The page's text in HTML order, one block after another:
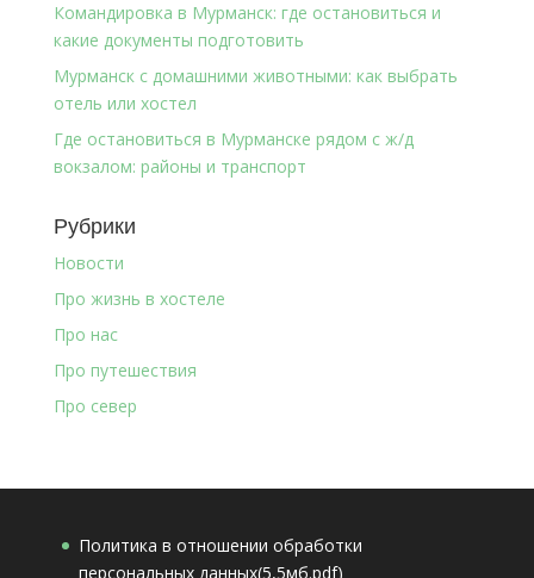
Командировка в Мурманск: где остановиться и
какие документы подготовить
Мурманск с домашними животными: как выбрать
отель или хостел
Где остановиться в Мурманске рядом с ж/д
вокзалом: районы и транспорт
Рубрики
Новости
Про жизнь в хостеле
Про нас
Про путешествия
Про север
Политика в отношении обработки
персональных данных(5,5мб.pdf)